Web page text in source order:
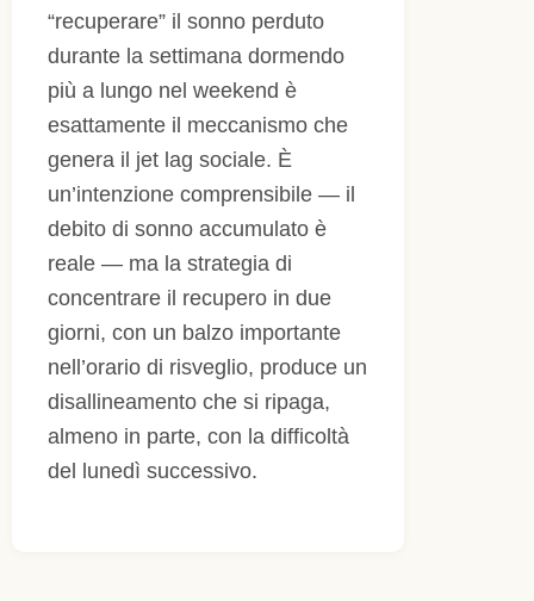
“recuperare” il sonno perduto
durante la settimana dormendo
più a lungo nel weekend è
esattamente il meccanismo che
genera il jet lag sociale. È
un’intenzione comprensibile — il
debito di sonno accumulato è
reale — ma la strategia di
concentrare il recupero in due
giorni, con un balzo importante
nell’orario di risveglio, produce un
disallineamento che si ripaga,
almeno in parte, con la difficoltà
del lunedì successivo.